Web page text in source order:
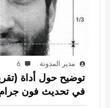
مدير المدونة 6
توضيح حول أداة
في تحديث فون